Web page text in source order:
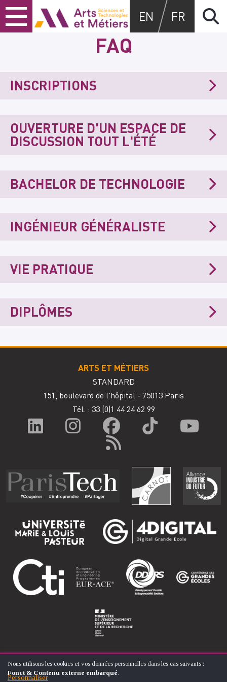
Skip
to
content
Skip
to
main
Skip
to
search
Arts et métiers
EN FR
FAQ
INSCRIPTIONS
OUVERTURE D'UN ESPACE DE
DISCUSSION TOUT L'ÉTÉ
BACHELOR DE TECHNOLOGIE
INGÉNIEUR GÉNÉRALISTE
VIE PRATIQUE
DIPLÔMES
ARTS ET MÉTIERS
STANDARD
151, boulevard de l'hôpital - 75013 Paris
Tél. : 33 (0)1 44 24 62 99
© ÉCOLE NATIONALE SUPÉRIEURE D'ARTS ET MÉTIERS
UTILISATION
DES
Nous utilisons les cookies et vos données personnelles dans les cas suivants :
Fonct & Contenu externe embarqué.
Personnaliser